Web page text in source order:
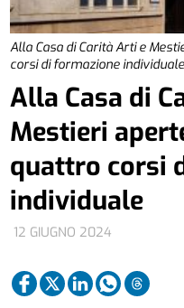
Alla Casa di Carità Arti e
corsi di formazione individuale
12 GIUGNO 2024
Alla Casa di
Mestieri
quattro corsi
individuale